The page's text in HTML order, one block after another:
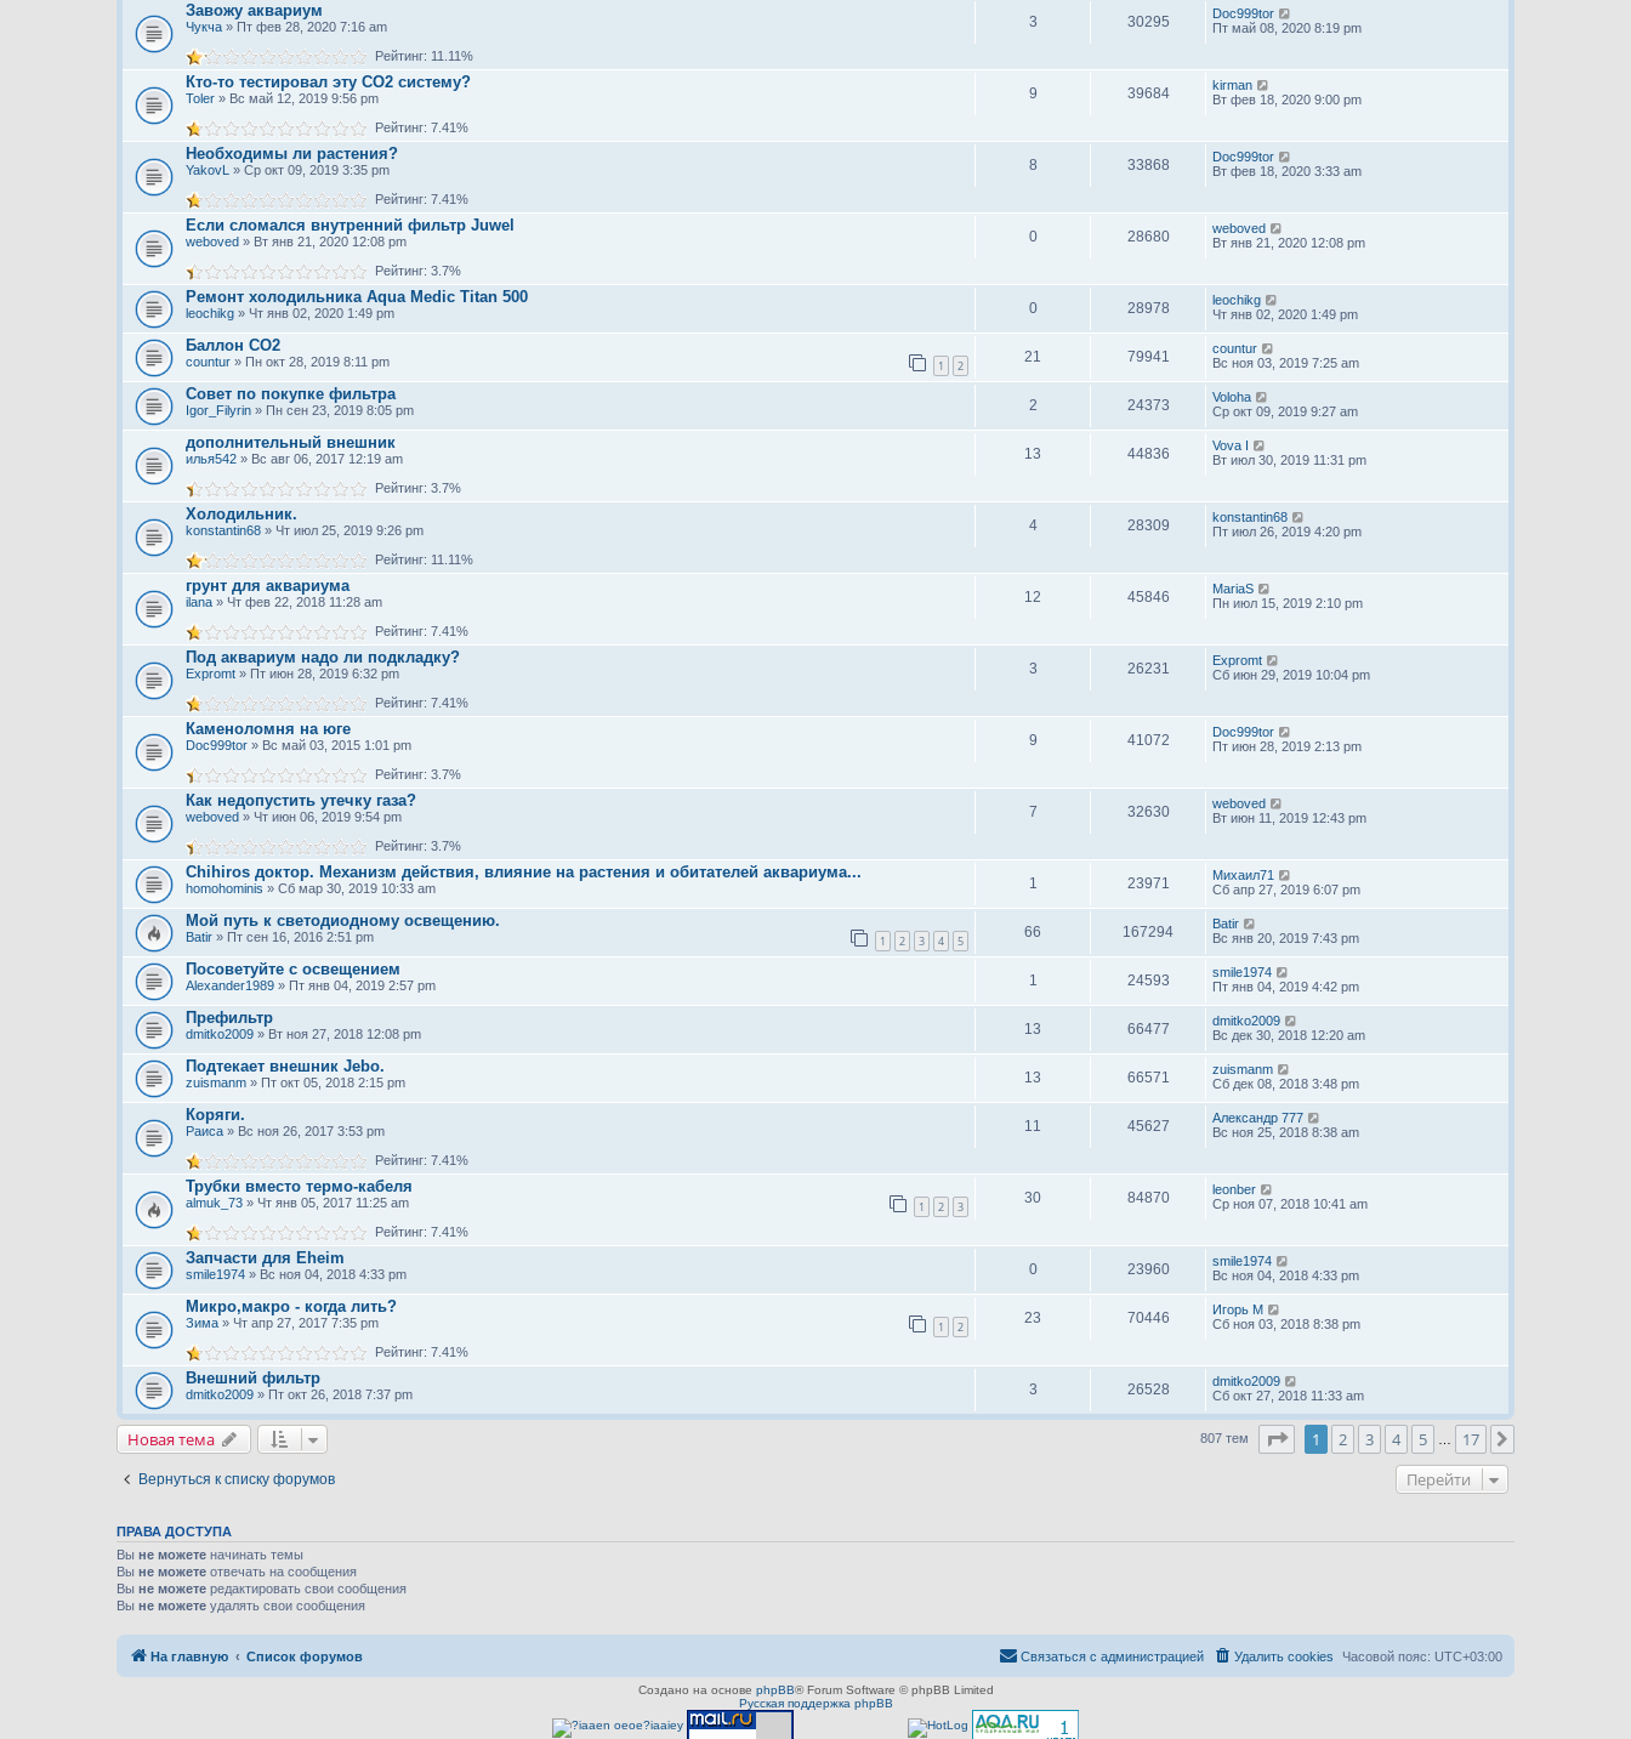
Завожу аквариум
Чукча » Пт фев 28, 2020 7:16 am
Рейтинг: 11.11%
3 30295
Doc999tor
Пт май 08, 2020 8:19 pm
Кто-то тестировал эту CO2 систему?
Toler » Вс май 12, 2019 9:56 pm
Рейтинг: 7.41%
9 39684
kirman
Вт фев 18, 2020 9:00 pm
Необходимы ли растения?
YakovL » Ср окт 09, 2019 3:35 pm
Рейтинг: 7.41%
8 33868
Doc999tor
Вт фев 18, 2020 3:33 am
Если сломался внутренний фильтр Juwel
weboved » Вт янв 21, 2020 12:08 pm
Рейтинг: 3.7%
0 28680
weboved
Вт янв 21, 2020 12:08 pm
Ремонт холодильника Aqua Medic Titan 500
leochikg » Чт янв 02, 2020 1:49 pm 0 28978
leochikg
Чт янв 02, 2020 1:49 pm
Баллон CO2
countur » Пн окт 28, 2019 8:11 pm 1 2
21 79941
countur
Вс ноя 03, 2019 7:25 am
Совет по покупке фильтра
Igor_Filyrin » Пн сен 23, 2019 8:05 pm 2 24373
Voloha
Ср окт 09, 2019 9:27 am
дополнительный внешник
илья542 » Вс авг 06, 2017 12:19 am
Рейтинг: 3.7%
13 44836
Vova I
Вт июл 30, 2019 11:31 pm
Холодильник.
konstantin68 » Чт июл 25, 2019 9:26 pm
Рейтинг: 11.11%
4 28309
konstantin68
Пт июл 26, 2019 4:20 pm
грунт для аквариума
ilana » Чт фев 22, 2018 11:28 am
Рейтинг: 7.41%
12 45846
MariaS
Пн июл 15, 2019 2:10 pm
Под аквариум надо ли подкладку?
Expromt » Пт июн 28, 2019 6:32 pm
Рейтинг: 7.41%
3 26231
Expromt
Сб июн 29, 2019 10:04 pm
Каменоломня на юге
Doc999tor » Вс май 03, 2015 1:01 pm
Рейтинг: 3.7%
9 41072
Doc999tor
Пт июн 28, 2019 2:13 pm
Как недопустить утечку газа?
weboved » Чт июн 06, 2019 9:54 pm
Рейтинг: 3.7%
7 32630
weboved
Вт июн 11, 2019 12:43 pm
Chihiros доктор. Механизм действия, влияние на растения и обитателей аквариума...
homohominis » Сб мар 30, 2019 10:33 am 1 23971
Михаил71
Сб апр 27, 2019 6:07 pm
Мой путь к светодиодному освещению.
Batir » Пт сен 16, 2016 2:51 pm 1 2 3 4 5
66 167294
Batir
Вс янв 20, 2019 7:43 pm
Посоветуйте с освещением
Alexander1989 » Пт янв 04, 2019 2:57 pm 1 24593
smile1974
Пт янв 04, 2019 4:42 pm
Префильтр
dmitko2009 » Вт ноя 27, 2018 12:08 pm 13 66477
dmitko2009
Вс дек 30, 2018 12:20 am
Подтекает внешник Jebo.
zuismanm » Пт окт 05, 2018 2:15 pm 13 66571
zuismanm
Сб дек 08, 2018 3:48 pm
Коряги.
Раиса » Вс ноя 26, 2017 3:53 pm
Рейтинг: 7.41%
11 45627
Александр 777
Вс ноя 25, 2018 8:38 am
Трубки вместо термо-кабеля
almuk_73 » Чт янв 05, 2017 11:25 am 1 2 3
Рейтинг: 7.41%
30 84870
leonber
Ср ноя 07, 2018 10:41 am
Запчасти для Eheim
smile1974 » Вс ноя 04, 2018 4:33 pm 0 23960
smile1974
Вс ноя 04, 2018 4:33 pm
Микро,макро - когда лить?
Зима » Чт апр 27, 2017 7:35 pm 1 2
Рейтинг: 7.41%
23 70446
Игорь М
Сб ноя 03, 2018 8:38 pm
Внешний фильтр
dmitko2009 » Пт окт 26, 2018 7:37 pm 3 26528
dmitko2009
Сб окт 27, 2018 11:33 am
Новая тема 807 тем Страница 1 из17
1 2 3 4 5 17
Вернуться к списку форумов Перейти
ПРАВА ДОСТУПА
Вы не можете начинать темы
Вы не можете отвечать на сообщения
Вы не можете редактировать свои сообщения
Вы не можете удалять свои сообщения
На главную Список форумов Часовой пояс: UTC+03:00
Удалить cookies
Связаться с администрацией
Создано на основе phpBB® Forum Software © phpBB Limited
Русская поддержка phpBB